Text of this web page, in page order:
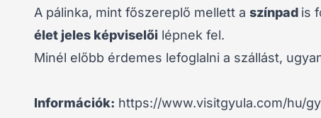
A pálinka, mint főszereplő mellett a színpad is
élet jeles képviselői lépnek fel.
Minél előbb érdemes lefoglalni a szállást,
Információk: https://www.visitgyula.com/hu/